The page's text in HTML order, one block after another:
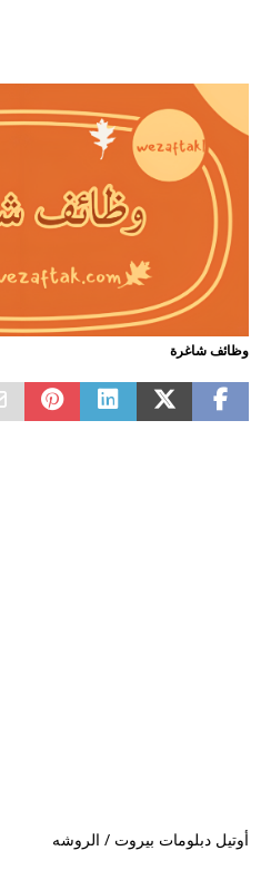
وظائف شاغرة
أوتيل دبلومات بيروت / الروشه